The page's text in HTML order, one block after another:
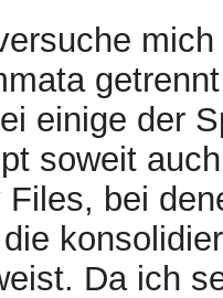
einige der
soweit
Files, bei
Da ich